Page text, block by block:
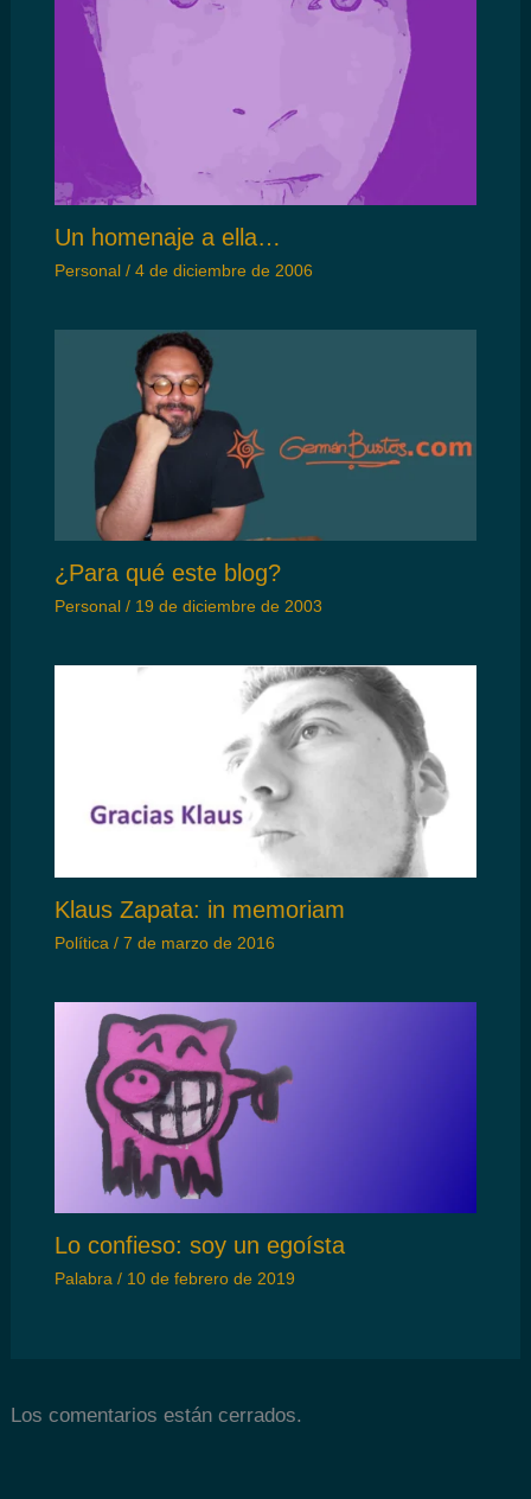
Un homenaje a ella…
Personal/ 4 de diciembre de 2006
¿Para qué este blog?
Personal/ 19 de diciembre de 2003
Klaus Zapata: in memoriam
Política / 7 de marzo de 2016
Lo confieso: soy un egoísta
Palabra/ 10 de febrero de 2019
Los comentarios están cerrados.